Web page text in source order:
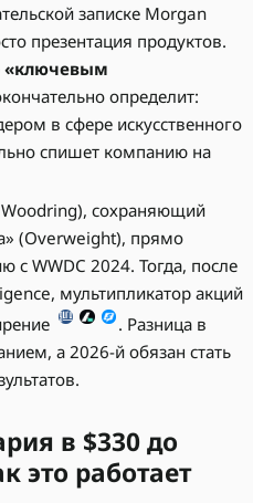
записке Morgan
презентация продуктов.
«ключевым
определит:
в сфере искусственного
спишет компанию на
сохраняющий
(Overweight), прямо
с WWDC 2024. Тогда, после
мультипликатор акций
. Разница в
а 2026-й обязан стать
в $330 до
это работает